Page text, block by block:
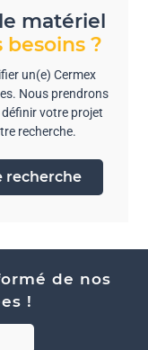
matériel
besoins ?
un(e) Cermex
Nous prendrons
votre projet
recherche.
recherche
de nos
!